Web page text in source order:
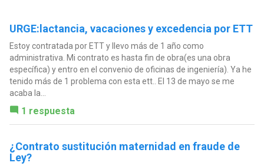
URGE:lactancia, vacaciones y excedencia por ETT
Estoy contratada por ETT y llevo más de 1 año como
administrativa. Mi contrato es hasta fin de obra(es una obra
específica) y entro en el convenio de oficinas de ingeniería). Ya he
tenido más de 1 problema con esta ett.. El 13 de mayo se me
acaba la...
1 respuesta
¿Contrato sustitución maternidad en fraude de
Ley?